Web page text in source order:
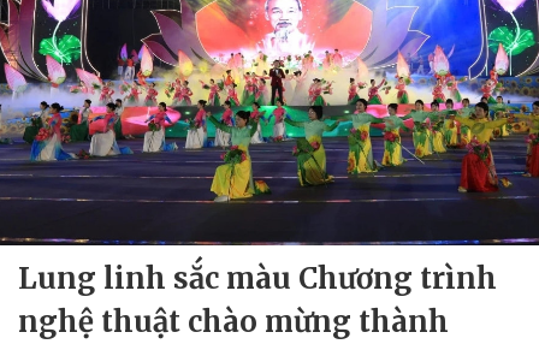
Lung linh sắc màu Chương trình
nghệ thuật chào mừng thành